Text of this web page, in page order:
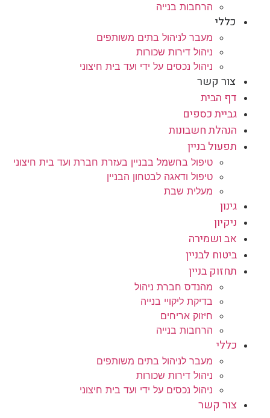
הרחבות בנייה
כללי
מעבר לניהול בתים משותפים
ניהול דירות שכורות
ניהול נכסים על ידי ועד בית חיצוני
צור קשר
דף הבית
גביית כספים
הנהלת חשבונות
תפעול בניין
טיפול בחשמל בבניין בעזרת חברת ועד בית חיצוני
טיפול ודאגה לבטחון הבניין
מעלית שבת
גינון
ניקיון
אב ושמירה
ביטוח לבניין
תחזוק בניין
מהנדס חברת ניהול
בדיקת ליקויי בנייה
חיזוק אריחים
הרחבות בנייה
כללי
מעבר לניהול בתים משותפים
ניהול דירות שכורות
ניהול נכסים על ידי ועד בית חיצוני
צור קשר